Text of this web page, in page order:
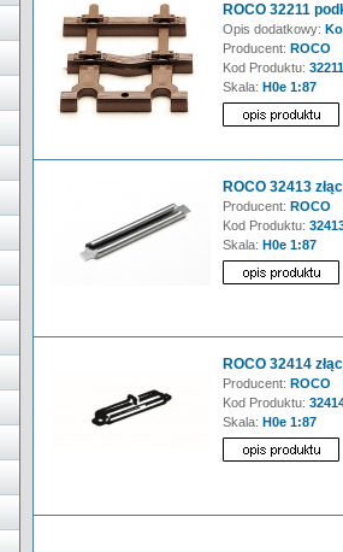
ROCO 32211
Opis dodatkowy:
Producent: ROCO
Kod Produktu: 32211
Skala: H0e 1:87
ROCO 32413
Producent: ROCO
Kod Produktu:
Skala: H0e 1:87
ROCO 32414
Producent: ROCO
Kod Produktu:
Skala: H0e 1:87